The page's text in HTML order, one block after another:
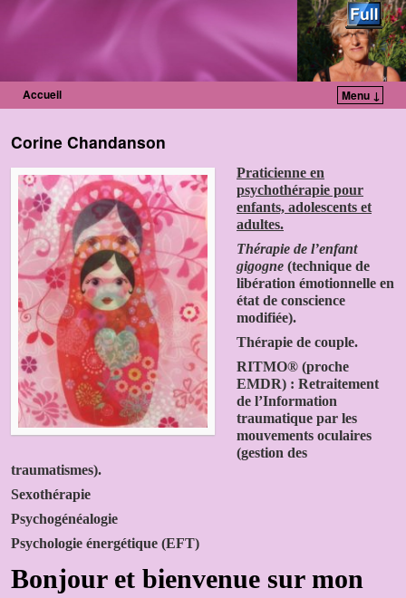
Accueil Menu ↓
Corine Chandanson
Praticienne en
psychothérapie pour
enfants, adolescents et
adultes.
Thérapie de l’enfant
gigogne (technique de
libération émotionnelle en
état de conscience
modifiée).
Thérapie de couple.
RITMO® (proche
EMDR) : Retraitement
de l’Information
traumatique par les
mouvements oculaires
(gestion des
traumatismes).
Sexothérapie
Psychogénéalogie
Psychologie énergétique (EFT)
Bonjour et bienvenue sur mon